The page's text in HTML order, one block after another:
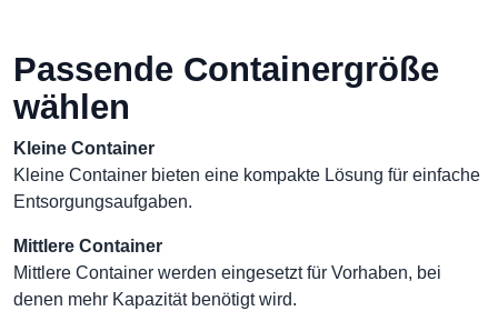
Passende Containergröße
wählen
Kleine Container
Kleine Container bieten eine kompakte Lösung für einfache
Entsorgungsaufgaben.
Mittlere Container
Mittlere Container werden eingesetzt für Vorhaben, bei
denen mehr Kapazität benötigt wird.